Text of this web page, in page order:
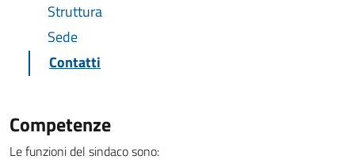
Struttura
Sede
Contatti
Competenze
Le funzioni del sindaco sono: